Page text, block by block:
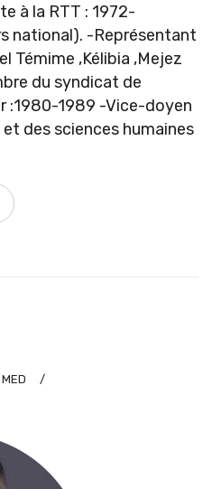
à la RTT : 1972-
national). -Représentant
Témime ,Kélibia ,Mejez
du syndicat de
:1980-1989 -Vice-doyen
des sciences humaines
/